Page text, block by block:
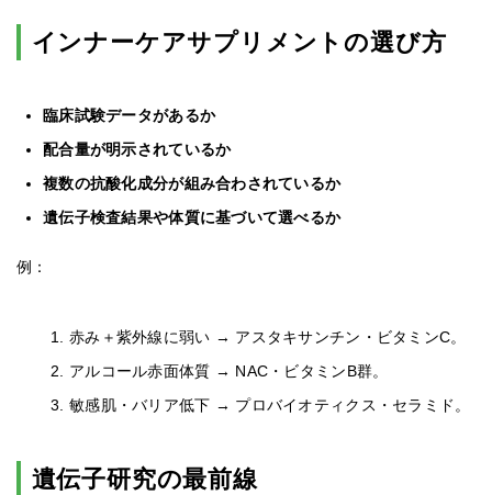
インナーケアサプリメントの選び方
臨床試験データがあるか
配合量が明示されているか
複数の抗酸化成分が組み合わされているか
遺伝子検査結果や体質に基づいて選べるか
例：
赤み＋紫外線に弱い → アスタキサンチン・ビタミンC。
アルコール赤面体質 → NAC・ビタミンB群。
敏感肌・バリア低下 → プロバイオティクス・セラミド。
遺伝子研究の最前線